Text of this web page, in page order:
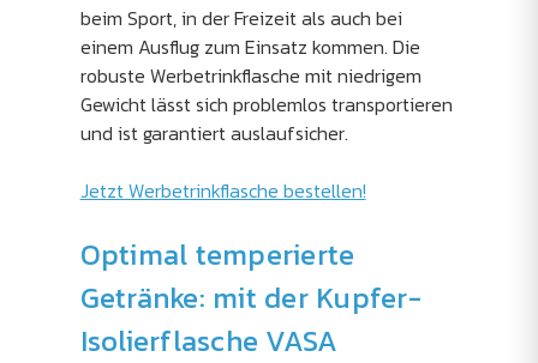
beim Sport, in der Freizeit als auch bei
einem Ausflug zum Einsatz kommen. Die
robuste Werbetrinkflasche mit niedrigem
Gewicht lässt sich problemlos transportieren
und ist garantiert auslaufsicher.
Jetzt Werbetrinkflasche bestellen!
Optimal temperierte
Getränke: mit der Kupfer-
Isolierflasche VASA